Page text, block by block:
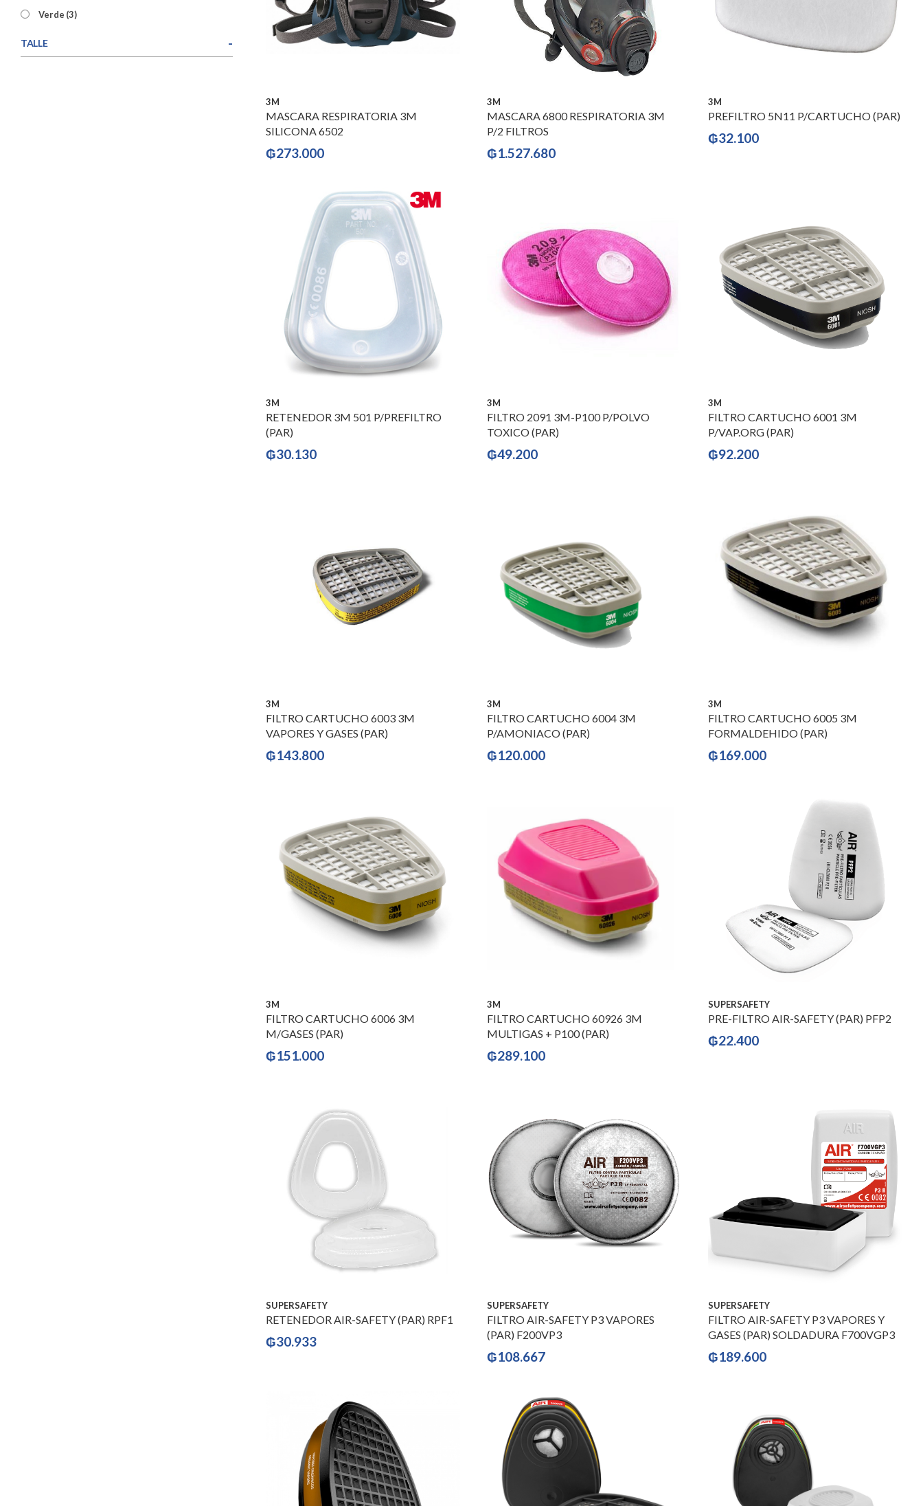
Verde (3)
TALLE -
3M
MASCARA RESPIRATORIA 3M
SILICONA 6502
₲273.000
3M
MASCARA 6800 RESPIRATORIA 3M
P/2 FILTROS
₲1.527.680
3M
PREFILTRO 5N11 P/CARTUCHO (PAR)
₲32.100
3M
RETENEDOR 3M 501 P/PREFILTRO
(PAR)
₲30.130
3M
FILTRO 2091 3M-P100 P/POLVO
TOXICO (PAR)
₲49.200
3M
FILTRO CARTUCHO 6001 3M
P/VAP.ORG (PAR)
₲92.200
3M
FILTRO CARTUCHO 6003 3M
VAPORES Y GASES (PAR)
₲143.800
3M
FILTRO CARTUCHO 6004 3M
P/AMONIACO (PAR)
₲120.000
3M
FILTRO CARTUCHO 6005 3M
FORMALDEHIDO (PAR)
₲169.000
3M
FILTRO CARTUCHO 6006 3M
M/GASES (PAR)
₲151.000
3M
FILTRO CARTUCHO 60926 3M
MULTIGAS + P100 (PAR)
₲289.100
SUPERSAFETY
PRE-FILTRO AIR-SAFETY (PAR) PFP2
₲22.400
SUPERSAFETY
RETENEDOR AIR-SAFETY (PAR) RPF1
₲30.933
SUPERSAFETY
FILTRO AIR-SAFETY P3 VAPORES
(PAR) F200VP3
₲108.667
SUPERSAFETY
FILTRO AIR-SAFETY P3 VAPORES Y
GASES (PAR) SOLDADURA F700VGP3
₲189.600